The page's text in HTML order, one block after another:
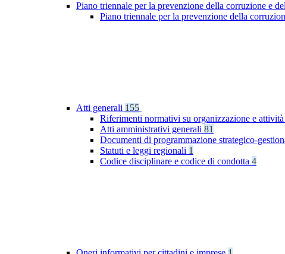
Piano triennale per la prevenzione della corruzione e
Piano triennale per la prevenzione della
Atti generali 155
Riferimenti normativi su organizzazione e attività
Atti amministrativi generali 81
Documenti di programmazione strategico-
Statuti e leggi regionali 1
Codice disciplinare e codice di condotta 4